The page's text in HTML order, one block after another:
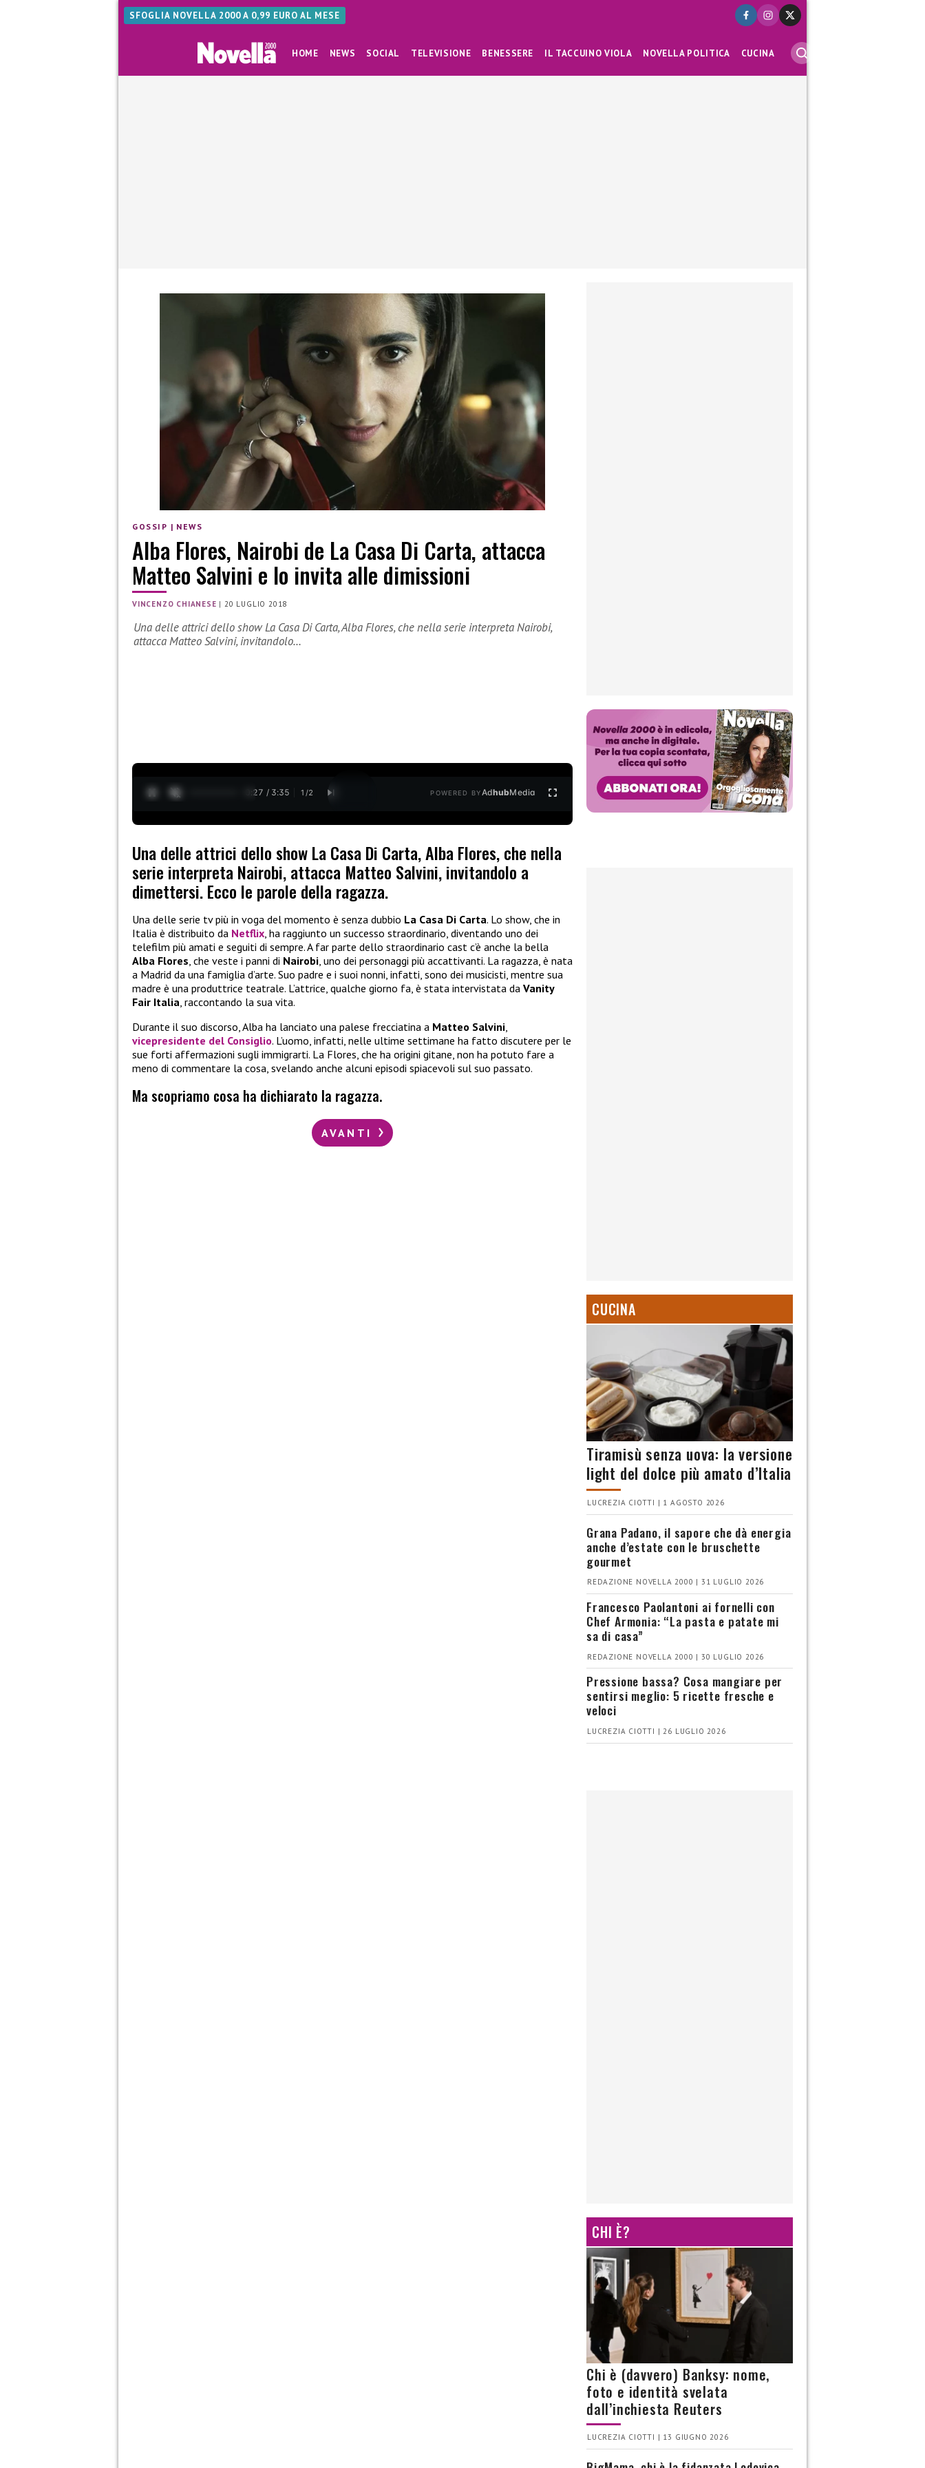
SFOGLIA NOVELLA 2000 A 0,99 EURO AL MESE
HOME NEWS SOCIAL TELEVISIONE BENESSERE IL TACCUINO VIOLA NOVELLA POLITICA CUCINA
GOSSIP | NEWS
Alba Flores, Nairobi de La Casa Di Carta, attacca
Matteo Salvini e lo invita alle dimissioni
VINCENZO CHIANESE |20 LUGLIO 2018
Una delle attrici dello show La Casa Di Carta, Alba Flores, che nella serie interpreta Nairobi,
attacca Matteo Salvini, invitandolo…
0:28 / 3:35 1 /2 POWERED BYAdhubMedia
Una delle attrici dello show La Casa Di Carta, Alba Flores, che nella
serie interpreta Nairobi, attacca Matteo Salvini, invitandolo a
dimettersi. Ecco le parole della ragazza.
Una delle serie tv più in voga del momento è senza dubbio La Casa Di Carta. Lo show, che in
Italia è distribuito da Netflix, ha raggiunto un successo straordinario, diventando uno dei
telefilm più amati e seguiti di sempre. A far parte dello straordinario cast c’è anche la bella
Alba Flores, che veste i panni di Nairobi, uno dei personaggi più accattivanti. La ragazza, è nata
a Madrid da una famiglia d’arte. Suo padre e i suoi nonni, infatti, sono dei musicisti, mentre sua
madre è una produttrice teatrale. L’attrice, qualche giorno fa, è stata intervistata da Vanity
Fair Italia, raccontando la sua vita.
Durante il suo discorso, Alba ha lanciato una palese frecciatina a Matteo Salvini,
vicepresidente del Consiglio. L’uomo, infatti, nelle ultime settimane ha fatto discutere per le
sue forti affermazioni sugli immigrarti. La Flores, che ha origini gitane, non ha potuto fare a
meno di commentare la cosa, svelando anche alcuni episodi spiacevoli sul suo passato.
Ma scopriamo cosa ha dichiarato la ragazza.
AVANTI
CUCINA
Tiramisù senza uova: la versione
light del dolce più amato d’Italia
LUCREZIA CIOTTI | 1 AGOSTO 2026
Grana Padano, il sapore che dà energia
anche d’estate con le bruschette
gourmet
REDAZIONE NOVELLA 2000 | 31 LUGLIO 2026
Francesco Paolantoni ai fornelli con
Chef Armonia: “La pasta e patate mi
sa di casa”
REDAZIONE NOVELLA 2000 | 30 LUGLIO 2026
Pressione bassa? Cosa mangiare per
sentirsi meglio: 5 ricette fresche e
veloci
LUCREZIA CIOTTI | 26 LUGLIO 2026
CHI È?
Chi è (davvero) Banksy: nome,
foto e identità svelata
dall’inchiesta Reuters
LUCREZIA CIOTTI | 13 GIUGNO 2026